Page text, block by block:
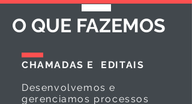
O QUE FAZEMOS
CHAMADAS E EDITAIS
Desenvolvemos e
gerenciamos processos